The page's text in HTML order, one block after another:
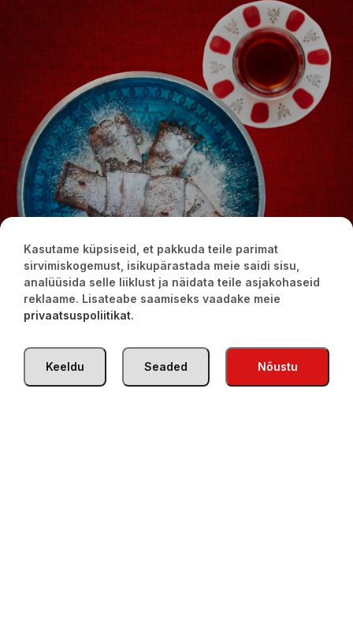
Kui sa tahad vähem magusat, siis jäta seesamipasta segule
suhkur panemata
Kasutame küpsiseid, et pakkuda teile parimat
sirvimiskogemust, isikupärastada meie saidi sisu,
analüüsida selle liiklust ja näidata teile asjakohaseid
reklaame. Lisateabe saamiseks vaadake meie
privaatsuspoliitikat.
Nõustu
Seaded
Keeldu